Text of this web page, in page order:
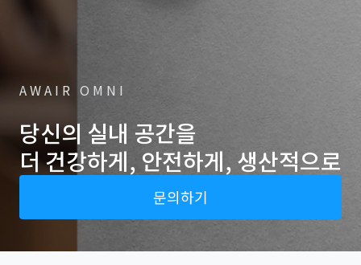
AWAIR OMNI
당신의 실내 공간을
더 건강하게, 안전하게, 생산적으로
문의하기